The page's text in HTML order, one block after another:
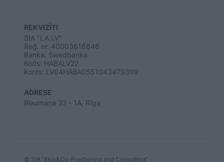
REKVIZĪTI
SIA "LA.LV"
Reģ. nr. 40003616846
Banka: Swedbanka
Kods: HABALV22
Konts: LV64HABA0551043479309
ADRESE
Blaumaņa 32 - 1A, Rīga
© SIA "Ekis&Co-Positioning and Consulting"